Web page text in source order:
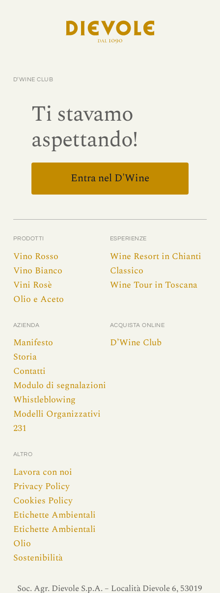
D’WINE CLUB
Ti stavamo
aspettando!
Entra nel D'Wine
PRODOTTI
Vino Rosso
Vino Bianco
Vini Rosè
Olio e Aceto
ESPERIENZE
Wine Resort in Chianti
Classico
Wine Tour in Toscana
AZIENDA
Manifesto
Storia
Contatti
Modulo di segnalazioni
Whistleblowing
Modelli Organizzativi
231
ACQUISTA ONLINE
D’Wine Club
ALTRO
Lavora con noi
Privacy Policy
Cookies Policy
Etichette Ambientali
Etichette Ambientali
Olio
Sostenibilità
Soc. Agr. Dievole S.p.A. – Località Dievole 6, 53019